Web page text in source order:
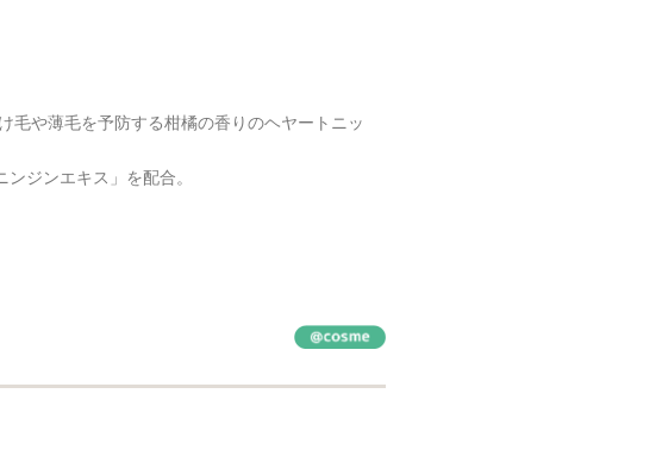
毛や薄毛を予防する柑橘の香りのヘヤートニッ
ジンエキス」を配合。